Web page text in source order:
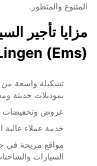
المتنوع والمتطور.
مزايا تأجير
(Ems)
تشكيلة واسعة من
بموديلات حديثة
عروض وتخفيضات
خدمة عملاء
مواقع مريحة في
السيارات